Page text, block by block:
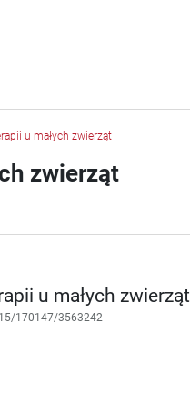
u małych zwierząt
zwierząt
u małych zwierząt
170147/3563242